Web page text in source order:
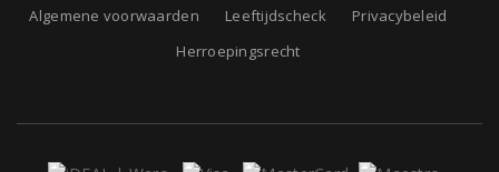
Algemene voorwaarden
Leeftijdscheck
Privacybeleid
Herroepingsrecht